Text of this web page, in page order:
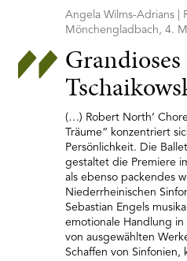
Angela Wilms-Adrians |
Mönchengladbach, 4.
(…) Robert North‘
Träume“ konzentriert
Persönlichkeit. Die
gestaltet die Premiere
als ebenso packendes
Niederrheinischen
Sebastian Engels
emotionale Handlung
von ausgewählten
Schaffen von Sinfonien,